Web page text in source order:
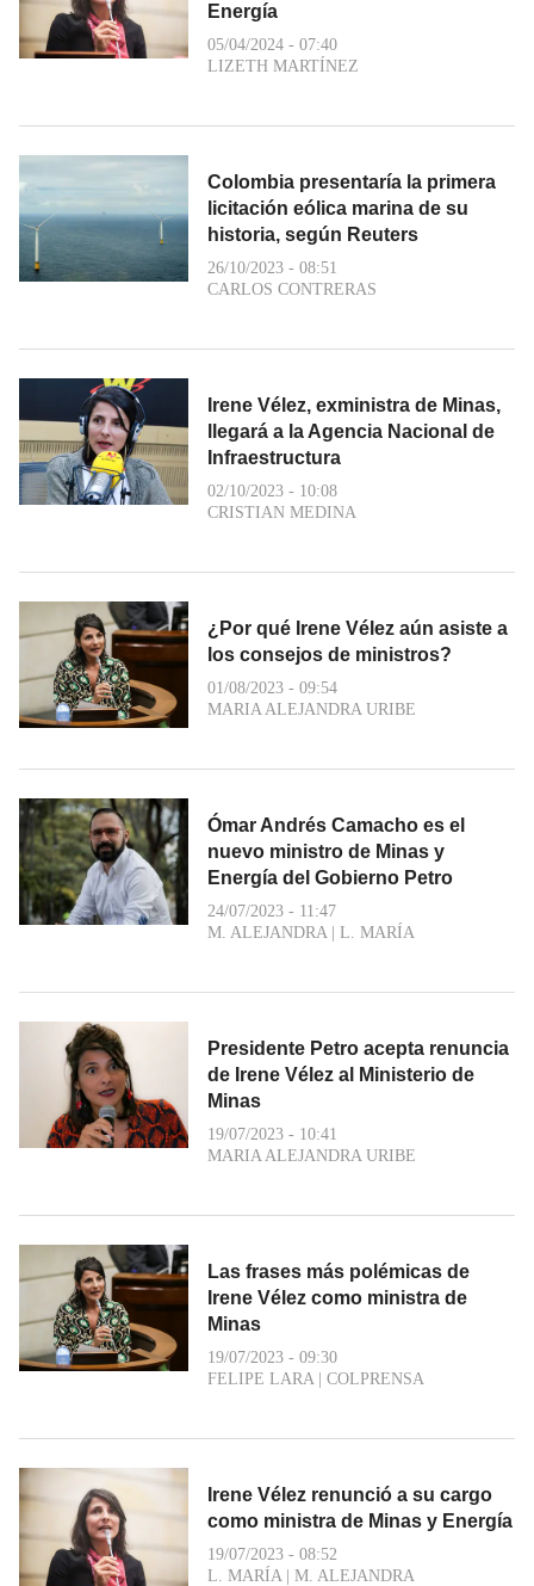
Energía
05/04/2024 - 07:40
LIZETH MARTÍNEZ
Colombia presentaría la primera
licitación eólica marina de su
historia, según Reuters
26/10/2023 - 08:51
CARLOS CONTRERAS
Irene Vélez, exministra de Minas,
llegará a la Agencia Nacional de
Infraestructura
02/10/2023 - 10:08
CRISTIAN MEDINA
¿Por qué Irene Vélez aún asiste a
los consejos de ministros?
01/08/2023 - 09:54
MARIA ALEJANDRA URIBE
Ómar Andrés Camacho es el
nuevo ministro de Minas y
Energía del Gobierno Petro
24/07/2023 - 11:47
M. ALEJANDRA | L. MARÍA
Presidente Petro acepta renuncia
de Irene Vélez al Ministerio de
Minas
19/07/2023 - 10:41
MARIA ALEJANDRA URIBE
Las frases más polémicas de
Irene Vélez como ministra de
Minas
19/07/2023 - 09:30
FELIPE LARA | COLPRENSA
Irene Vélez renunció a su cargo
como ministra de Minas y Energía
19/07/2023 - 08:52
L. MARÍA | M. ALEJANDRA